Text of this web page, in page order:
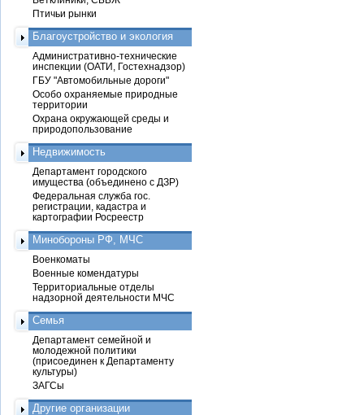
Птичьи рынки
Благоустройство и экология
Административно-технические
инспекции (ОАТИ, Гостехнадзор)
ГБУ "Автомобильные дороги"
Особо охраняемые природные
территории
Охрана окружающей среды и
природопользование
Недвижимость
Департамент городского
имущества (объединено с ДЗР)
Федеральная служба гос.
регистрации, кадастра и
картографии Росреестр
Минобороны РФ, МЧС
Военкоматы
Военные комендатуры
Территориальные отделы
надзорной деятельности МЧС
Семья
Департамент семейной и
молодежной политики
(присоединен к Департаменту
культуры)
ЗАГСы
Другие организации